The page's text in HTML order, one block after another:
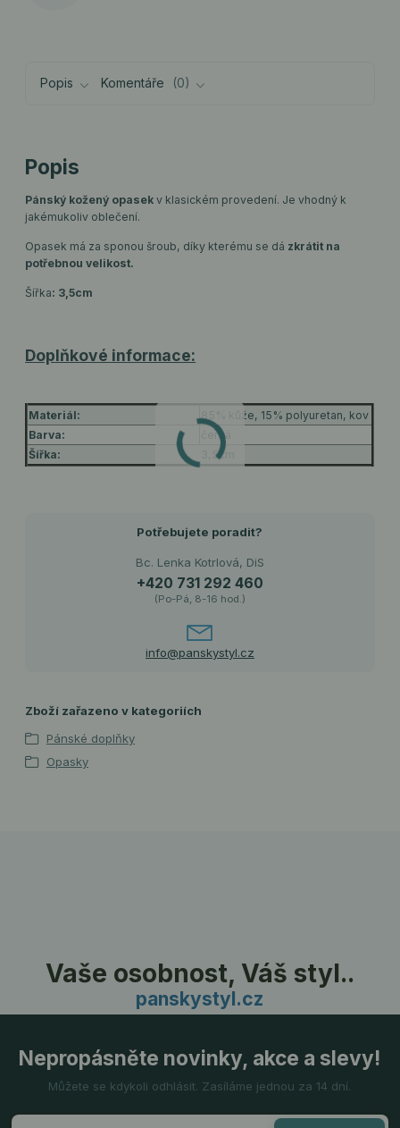
Popis Komentáře 0
Popis
Pánský kožený opasek v klasickém provedení. Je vhodný k
jakémukoliv oblečení.
Opasek má za sponou šroub, díky kterému se dá zkrátit na
potřebnou velikost.
Šířka: 3,5cm
Doplňkové informace:
Materiál:
85% kůže, 15% polyuretan, kov
Barva:
černá
Šířka:
3,5cm
Potřebujete poradit?
Bc. Lenka Kotrlová, DiS
+420 731 292 460
(Po-Pá, 8-16 hod.)
info@panskystyl.cz
Zboží zařazeno v kategoriích
Pánské doplňky
Opasky
Vaše osobnost, Váš styl..
panskystyl.cz
Nepropásněte novinky, akce a slevy!
Můžete se kdykoli odhlásit. Zasíláme jednou za 14 dní.